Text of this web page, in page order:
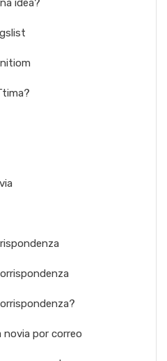
idea?
por correo